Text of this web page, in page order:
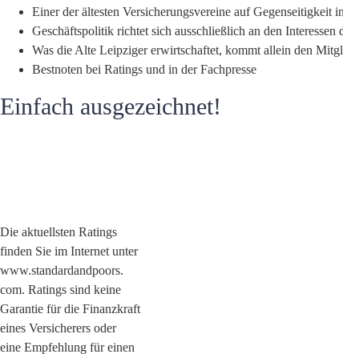
Einer der ältesten Versicherungsvereine auf Gegenseitigkeit
Geschäftspolitik richtet sich ausschließlich an den
Was die Alte Leipziger erwirtschaftet, kommt allein den
Bestnoten bei Ratings und in der Fachpresse
Einfach ausgezeichnet!
Die aktuellsten Ratings
finden Sie im Internet unter
www.standardandpoors.
com. Ratings sind keine
Garantie für die Finanzkraft
eines Versicherers oder
eine Empfehlung für einen